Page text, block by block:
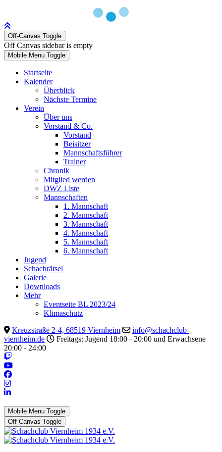
Off-Canvas Toggle
Off Canvas sidebar is empty
Mobile Menu Toggle
Startseite
Kalender
Überblick
Nächste Termine
Verein
Über uns
Vorstand & Co.
Vorstand
Beisitzer
Mannschaftsführer
Trainer
Chronik
Mitglied werden
DWZ Liste
Mannschaften
1. Mannschaft
2. Mannschaft
3. Mannschaft
4. Mannschaft
5. Mannschaft
6. Mannschaft
Jugend
Schachrätsel
Galerie
Downloads
Mehr
Eventseite BL 2023/24
Klimaschutz
Kreuzstraße 2-4, 68519 Viernheim
info@schachclub-
viernheim.de
Freitags: Jugend 18:00 - 20:00 und Erwachsene
20:00 - 24:00
Mobile Menu Toggle
Off-Canvas Toggle